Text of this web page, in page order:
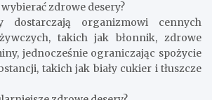
deserów do codziennej
poprawy zdrowia serca i
na desery: FAQ